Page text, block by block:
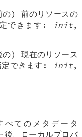
) 前のリソースの
できます:
init,
) 現在のリソース
できます:
init,
てのメタデータ
、ローカルプロバ